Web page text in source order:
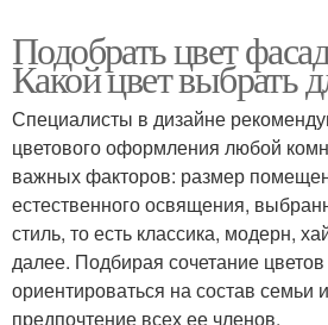
Подобрать цвет
Какой цвет выбрать
Специалисты в дизайне
цветового оформления любой
важных факторов: размер
естественного освящения,
стиль, то есть классика, модерн,
далее. Подбирая сочетание цветов
ориентироваться на состав семьи
предпочтение всех ее членов.